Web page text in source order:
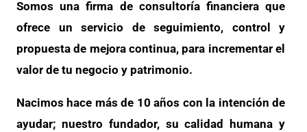
Somos una firma de consultoría financiera que
ofrece un servicio de seguimiento, control y
propuesta de mejora continua, para incrementar el
valor de tu negocio y patrimonio.
Nacimos hace más de 10 años con la intención de
ayudar; nuestro fundador, su calidad humana y